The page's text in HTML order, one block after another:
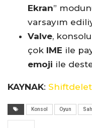
Ekran”
varsayım
Valve,
çok IME ile
emoji ile
KAYNAK:
Konsol Oyun